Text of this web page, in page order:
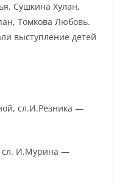
Сушкина Хулан,
Томкова Любовь.
выступление детей
сл.И.Резника —
сл. И.Мурина —